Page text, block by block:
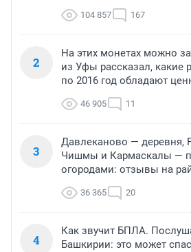
104 857 167
2
На этих монетах можно
из Уфы рассказал, какие
по 2016 год обладают
46 905 11
3
Давлеканово — деревня,
Чишмы и Кармаскалы —
огородами: отзывы на
36 365 20
4
Как звучит БПЛА.
Башкирии: это может